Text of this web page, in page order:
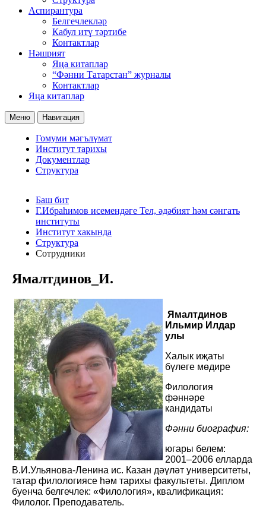
Аспирантура
Белгечлекләр
Кабул итү тәртибе
Контактлар
Нәшрият
Яңа китаплар
“Фәнни Татарстан” журналы
Контактлар
Яңа китаплар
Меню Навигация
Гомуми мәгълүмат
Институт тарихы
Документлар
Структура
Баш бит
Г.Ибраһимов исемендәге Тел, әдәбият һәм сәнгать
институты
Институт хакында
Структура
Сотрудники
Ямалтдинов_И.
Ямалтдинов
Ильмир Илдар
улы
Халык иҗаты
бүлеге мөдире
Филология
фәннәре
кандидаты
Фәнни биография:
югары белем:
2001–2006 елларда
В.И.Ульянова-Ленина ис. Казан дәүләт университеты,
татар филологиясе һәм тарихы факультеты. Диплом
буенча белгечлек: «Филология», квалификация:
Филолог. Преподаватель.